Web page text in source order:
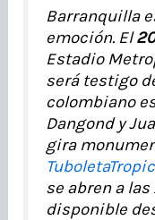
Barranquilla
emoción. El
Estadio
será testigo
colombiano
Dangond y
gira
Tuboleta
se abren a las
disponible